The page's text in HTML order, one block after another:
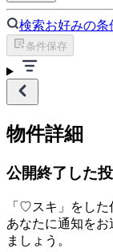
検索お好みの条
条件保存
物件詳細
公開終了した
「♡スキ」をした
あなたに通知を
ましょう。